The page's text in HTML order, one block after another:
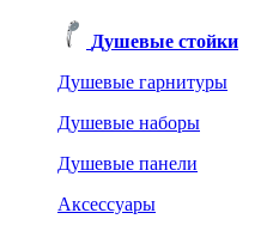
Душевые стойки
Душевые гарнитуры
Душевые наборы
Душевые панели
Аксессуары